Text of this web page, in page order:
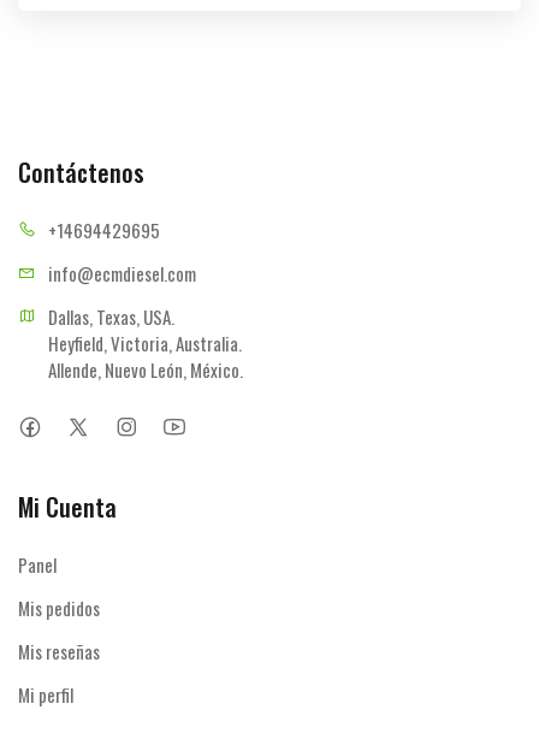
Contáctenos
+14694429695
info@ecmdiesel.com
Dallas, Texas, USA.
Heyfield, Victoria, Australia.
Allende, Nuevo León, México.
Mi Cuenta
Panel
Mis pedidos
Mis reseñas
Mi perfil